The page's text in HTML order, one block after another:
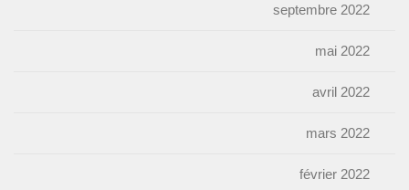
septembre 2022
mai 2022
avril 2022
mars 2022
février 2022